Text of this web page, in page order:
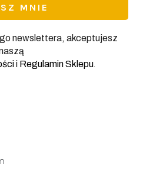
newslettera, akceptujesz
i Regulamin Sklepu